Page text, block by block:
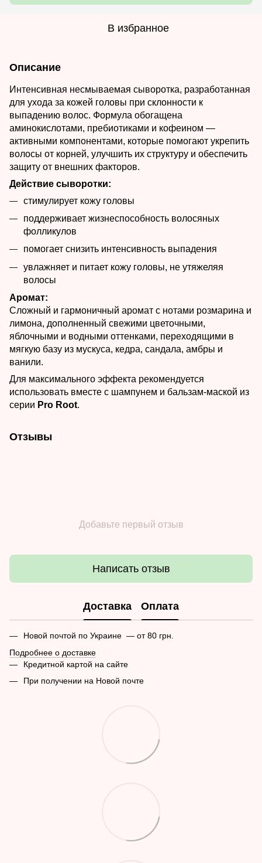
В избранное
Описание
Интенсивная несмываемая сыворотка, разработанная
для ухода за кожей головы при склонности к
выпадению волос. Формула обогащена
аминокислотами, пребиотиками и кофеином —
активными компонентами, которые помогают укрепить
волосы от корней, улучшить их структуру и обеспечить
защиту от внешних факторов.
Действие сыворотки:
стимулирует кожу головы
поддерживает жизнеспособность волосяных
фолликулов
помогает снизить интенсивность выпадения
увлажняет и питает кожу головы, не утяжеляя
волосы
Аромат:
Сложный и гармоничный аромат с нотами розмарина и
лимона, дополненный свежими цветочными,
яблочными и водными оттенками, переходящими в
мягкую базу из мускуса, кедра, сандала, амбры и
ванили.
Для максимального эффекта рекомендуется
использовать вместе с шампунем и бальзам-маской из
серии Pro Root.
Отзывы
Добавьте первый отзыв
Написать отзыв
Доставка Оплата
Новой почтой по Украине — от 80 грн.
Подробнее о доставке
Кредитной картой на сайте
При получении на Новой почте